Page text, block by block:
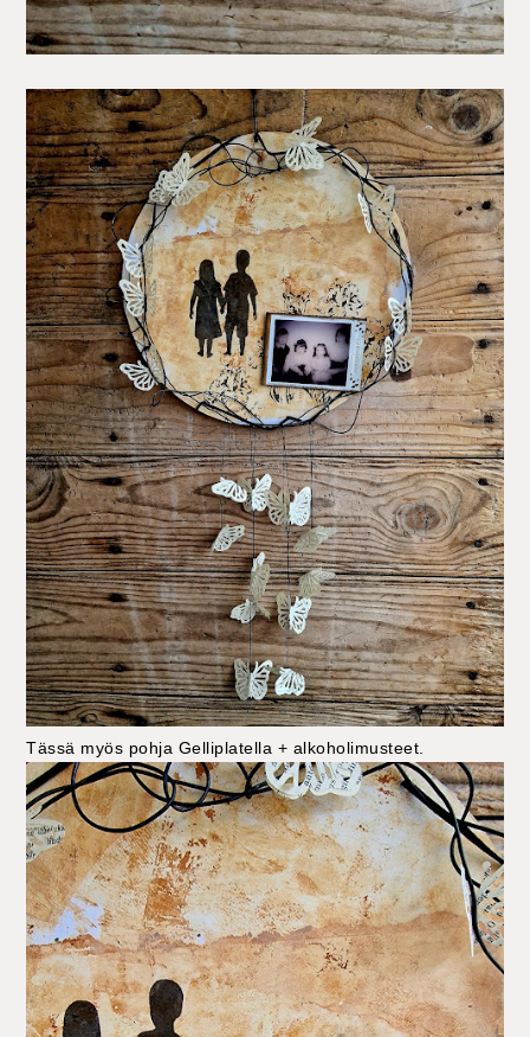
Tässä myös pohja Gelliplatella + alkoholimusteet.